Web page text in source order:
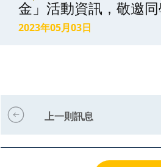
金」活動資訊，敬邀同
2023年05月03日
上一則訊息